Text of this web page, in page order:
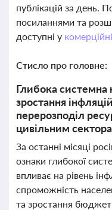
публікацій за день.
посиланнями та
доступні у
Стисло про головне:
Глибока системна
зростання
перерозподіл
цивільним
За останні місяці
ознаки глибокої
впливає на рівень
спроможність
та зростання